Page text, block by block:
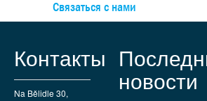
находятся Пругоницкий парк и
Связаться с нами
Контакты
Na Bělidle 30,
новости